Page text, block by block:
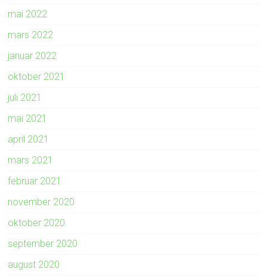
mai 2022
mars 2022
januar 2022
oktober 2021
juli 2021
mai 2021
april 2021
mars 2021
februar 2021
november 2020
oktober 2020
september 2020
august 2020